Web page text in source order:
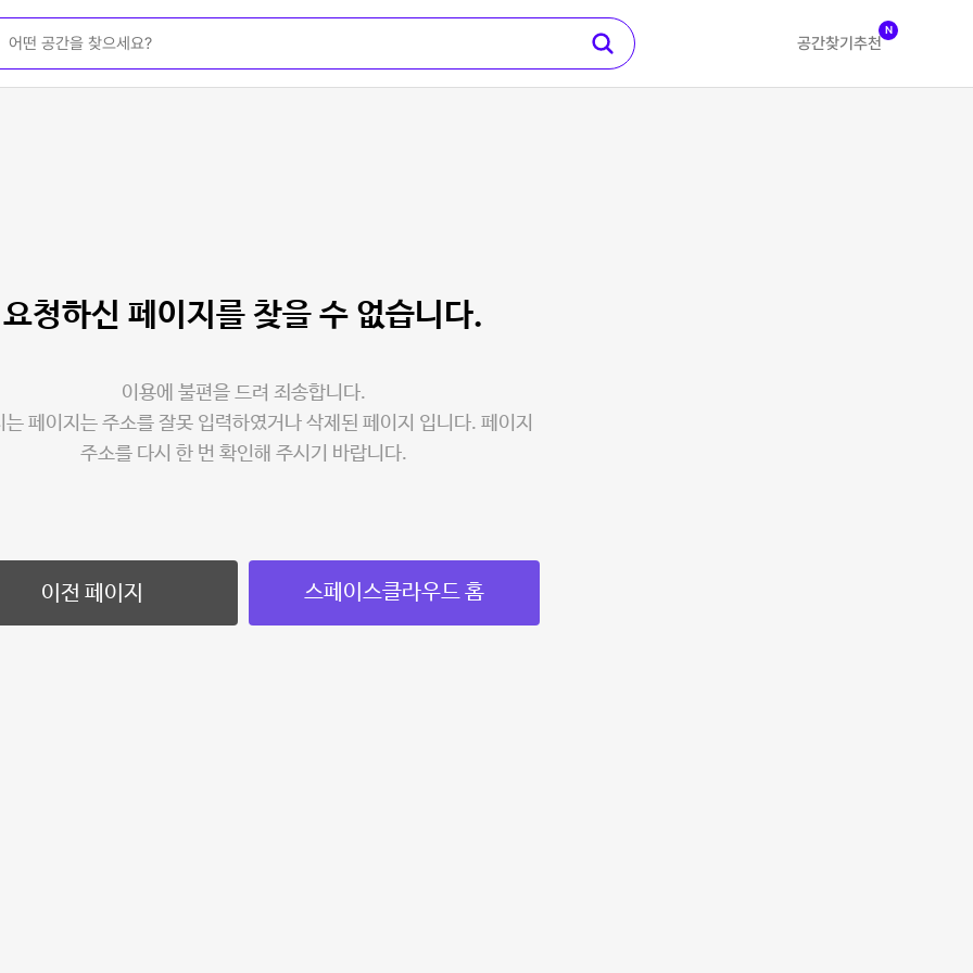
공간찾기 추천
N
요청하신 페이지를 찾을 수 없습니다.
이용에 불편을 드려 죄송합니다.
는 페이지는 주소를 잘못 입력하였거나 삭제된 페이지 입니다. 페이지
주소를 다시 한 번 확인해 주시기 바랍니다.
이전 페이지 스페이스클라우드 홈